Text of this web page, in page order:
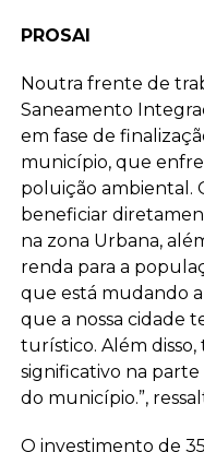
PROSAI
Noutra frente de
Saneamento
em fase de
município, que
poluição ambiental.
beneficiar
na zona Urbana,
renda para a
que está mudando
que a nossa cidade
turístico. Além
significativo na parte
do município.”,
O investimento de